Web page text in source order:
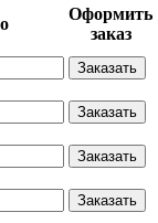
Оформить
заказ
Заказать
Заказать
Заказать
Заказать